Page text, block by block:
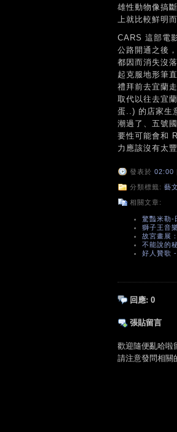
雄性動物像搞
上就比較鮮明
CARS 這部電
公路開通之後
都因而消失沒
起克服地形筆
禮拜前去宜蘭
取代以往去宜
蛋..) 的店家生
潮過了、五號
要性可能會和
力應該沒有太豐
發表於 02:00
分類標籤: 藝
相關文章:
驚豔米勒-
獅子王音
故宮畫展
不能說的
好人贊歌
回應: 0
張貼留言
歡迎隨便亂哈啦
請注意發問相關